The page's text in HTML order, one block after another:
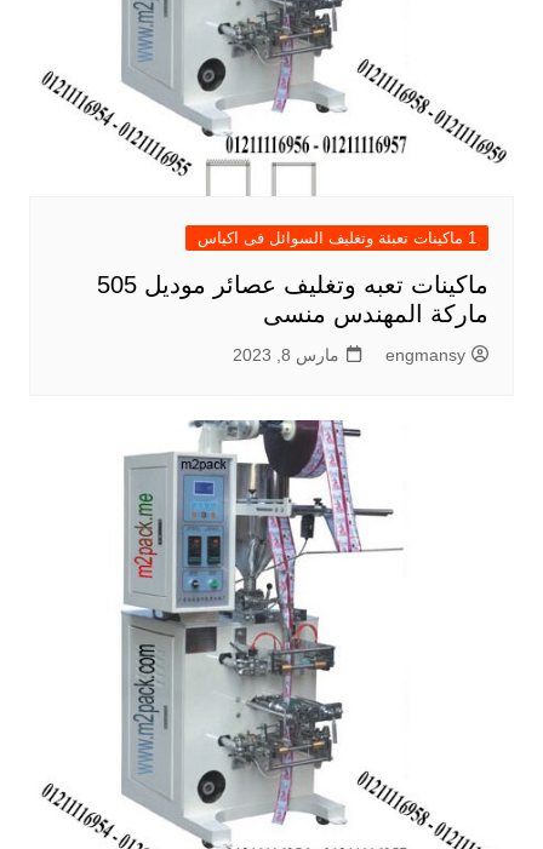
1 ماكينات تعبئة وتغليف السوائل فى اكياس
ماكينات تعبه وتغليف عصائر موديل 505
ماركة المهندس منسى
engmansy مارس 8, 2023